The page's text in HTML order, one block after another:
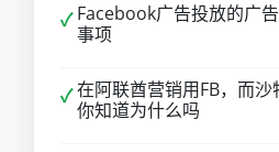
✓ Facebook广告投放的广
事项
✓在阿联酋营销用FB，而沙
你知道为什么吗